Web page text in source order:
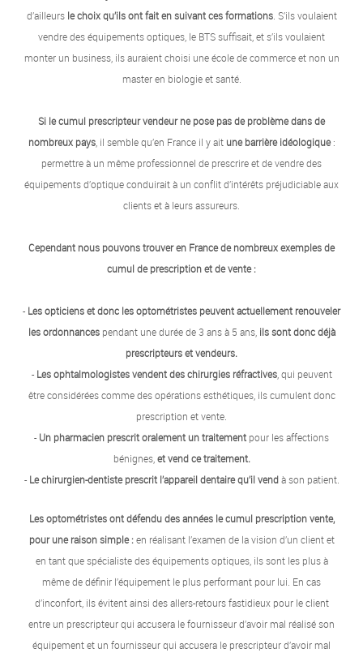
d’ailleurs le choix qu’ils ont fait en suivant ces formations. S’ils voulaient
vendre des équipements optiques, le BTS suffisait, et s’ils voulaient
monter un business, ils auraient choisi une école de commerce et non un
master en biologie et santé.
Si le cumul prescripteur vendeur ne pose pas de problème dans de
nombreux pays, il semble qu’en France il y ait une barrière idéologique:
permettre à un même professionnel de prescrire et de vendre des
équipements d’optique conduirait à un conflit d’intérêts préjudiciable aux
clients et à leurs assureurs.
Cependant nous pouvons trouver en France de nombreux exemples de
cumul de prescription et de vente :
- Les opticiens et donc les optométristes peuvent actuellement renouveler
les ordonnancespendant une durée de 3 ans à 5 ans, ils sont donc déjà
prescripteurs et vendeurs.
-Les ophtalmologistes vendent des chirurgies réfractives, qui peuvent
être considérées comme des opérations esthétiques, ils cumulent donc
prescription et vente.
- Un pharmacien prescrit oralement un traitement pour les affections
bénignes,et vend ce traitement.
- Le chirurgien-dentiste prescrit l’appareil dentaire qu’il vendà son patient.
Les optométristes ont défendu des années le cumul prescription vente,
pour une raison simple :en réalisant l’examen de la vision d’un client et
en tant que spécialiste des équipements optiques, ils sont les plus à
même de définir l’équipement le plus performant pour lui. En cas
d’inconfort, ils évitent ainsi des allers-retours fastidieux pour le client
entre un prescripteur qui accusera le fournisseur d’avoir mal réalisé son
équipement et un fournisseur qui accusera le prescripteur d’avoir mal